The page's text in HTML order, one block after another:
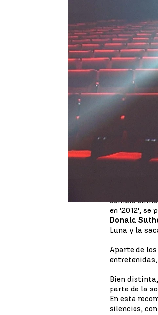
Gonzalo del
Publicado: 04 de
Salir del
pies!” o
el único al
es que las
el planeta
nueva
nuestro
cambio
en '2012', se
Donald
Luna y la
Aparte de
Bien
parte de la
En esta
silencios,